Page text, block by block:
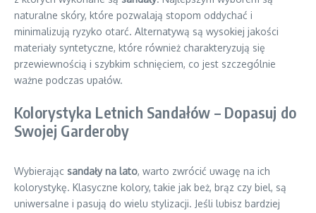
naturalne skóry, które pozwalają stopom oddychać i
minimalizują ryzyko otarć. Alternatywą są wysokiej jakości
materiały syntetyczne, które również charakteryzują się
przewiewnością i szybkim schnięciem, co jest szczególnie
ważne podczas upałów.
Kolorystyka Letnich Sandałów – Dopasuj do
Swojej Garderoby
Wybierając sandały na lato, warto zwrócić uwagę na ich
kolorystykę. Klasyczne kolory, takie jak beż, brąz czy biel, są
uniwersalne i pasują do wielu stylizacji. Jeśli lubisz bardziej